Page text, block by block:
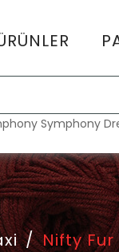
Symphony
/ Nifty Fur